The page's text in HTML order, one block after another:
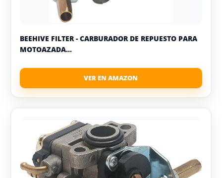
BEEHIVE FILTER - CARBURADOR DE REPUESTO PARA
MOTOAZADA...